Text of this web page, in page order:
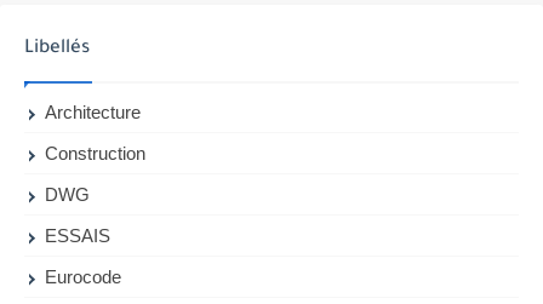
Libellés
Architecture
Construction
DWG
ESSAIS
Eurocode